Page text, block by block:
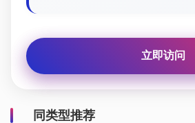
立即访问
同类型推荐